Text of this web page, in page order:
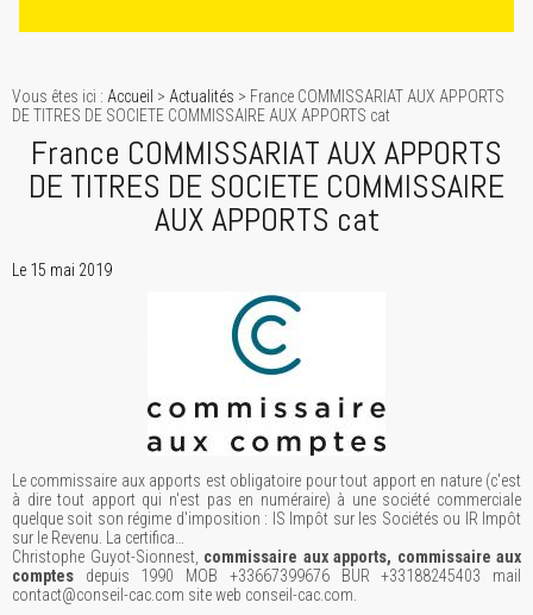
Vous êtes ici : Accueil > Actualités > France COMMISSARIAT AUX APPORTS
DE TITRES DE SOCIETE COMMISSAIRE AUX APPORTS cat
France COMMISSARIAT AUX APPORTS
DE TITRES DE SOCIETE COMMISSAIRE
AUX APPORTS cat
Le 15 mai 2019
Le commissaire aux apports est obligatoire pour tout apport en nature (c'est
à dire tout apport qui n'est pas en numéraire) à une société commerciale
quelque soit son régime d'imposition : IS Impôt sur les Sociétés ou IR Impôt
sur le Revenu. La certifica…
Christophe Guyot-Sionnest, commissaire aux apports, commissaire aux
comptes depuis 1990 MOB +33667399676 BUR +33188245403 mail
contact@conseil-cac.com site web conseil-cac.com.